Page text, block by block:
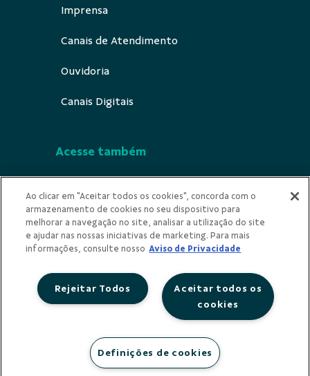
Imprensa
Canais de Atendimento
Ouvidoria
Canais Digitais
Acesse também
Indícios de Ilicitude
Privacidade
Ao clicar em "Aceitar todos os cookies", concorda com o
armazenamento de cookies no seu dispositivo para
melhorar a navegação no site, analisar a utilização do site
e ajudar nas nossas iniciativas de marketing. Para mais
informações, consulte nosso Aviso de Privacidade
Aceitar todos os
cookies
Rejeitar Todos
Definições de cookies